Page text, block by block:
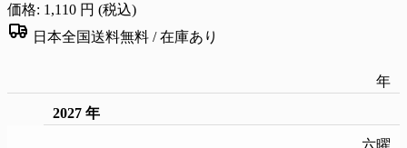
価格: 1,110 円 (税込)
日本全国送料無料 /在庫あり
年
2027 年
六曜